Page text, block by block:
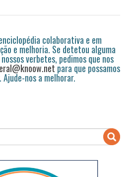
colaborativa e em
e melhoria. Se detetou alguma
verbetes, pedimos que nos
para que possamos
nos a melhorar.